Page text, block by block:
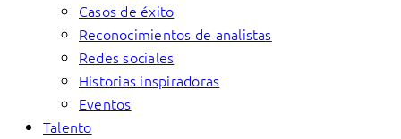
Casos de éxito
Reconocimientos de analistas
Redes sociales
Historias inspiradoras
Eventos
Talento